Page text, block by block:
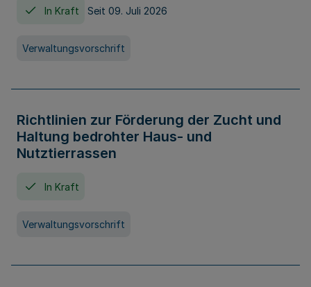
In Kraft Seit 09. Juli 2026
Verwaltungsvorschrift
Richtlinien zur Förderung der Zucht und
Haltung bedrohter Haus- und
Nutztierrassen
In Kraft
Verwaltungsvorschrift